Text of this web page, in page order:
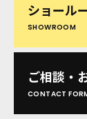
ショール
SHOWROOM
ご相談・
CONTACT